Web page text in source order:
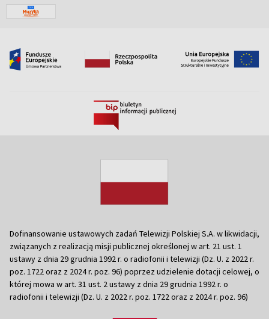
Dofinansowanie ustawowych zadań Telewizji Polskiej S.A. w likwidacji,
związanych z realizacją misji publicznej określonej w art. 21 ust. 1
ustawy z dnia 29 grudnia 1992 r. o radiofonii i telewizji (Dz. U. z 2022 r.
poz. 1722 oraz z 2024 r. poz. 96) poprzez udzielenie dotacji celowej, o
której mowa w art. 31 ust. 2 ustawy z dnia 29 grudnia 1992 r. o
radiofonii i telewizji (Dz. U. z 2022 r. poz. 1722 oraz z 2024 r. poz. 96)